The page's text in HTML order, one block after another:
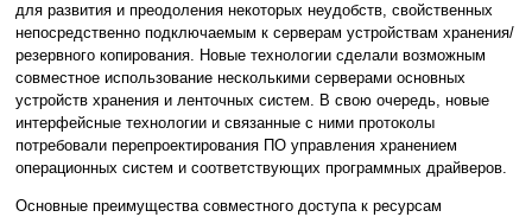
для развития и преодоления некоторых неудобств, свойственных
непосредственно подключаемым к серверам устройствам хранения/
резервного копирования. Новые технологии сделали возможным
совместное использование несколькими серверами основных
устройств хранения и ленточных систем. В свою очередь, новые
интерфейсные технологии и связанные с ними протоколы
потребовали перепроектирования ПО управления хранением
операционных систем и соответствующих программных драйверов.
Основные преимущества совместного доступа к ресурсам